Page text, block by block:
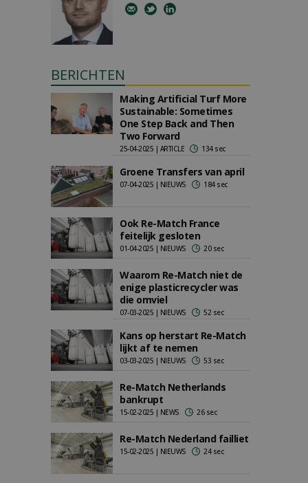
BERICHTEN
Making Artificial Turf More
Sustainable: Sometimes
One Step Back and Then
Two Forward
25-04-2025 | ARTICLE 134 sec
Groene Transfers van april
07-04-2025 | NIEUWS 184 sec
Ook Re-Match France
feitelijk gesloten
01-04-2025 | NIEUWS 20 sec
Waarom Re-Match niet de
enige plasticrecycler was
die omviel
07-03-2025 | NIEUWS 52 sec
Kans op herstart Re-Match
lijkt af te nemen
03-03-2025 | NIEUWS 53 sec
Re-Match Netherlands
bankrupt
15-02-2025 | NEWS 26 sec
Re-Match Nederland failliet
15-02-2025 | NIEUWS 24 sec